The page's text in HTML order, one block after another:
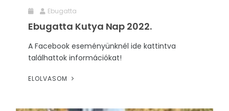
RENDEZVÉNYEK
REKLÁMAJÁNDÉK
Ebugatta
Ebugatta Kutya Nap 2022.
A Facebook eseményünknél ide kattintva
találhattok információkat!
ELOLVASOM